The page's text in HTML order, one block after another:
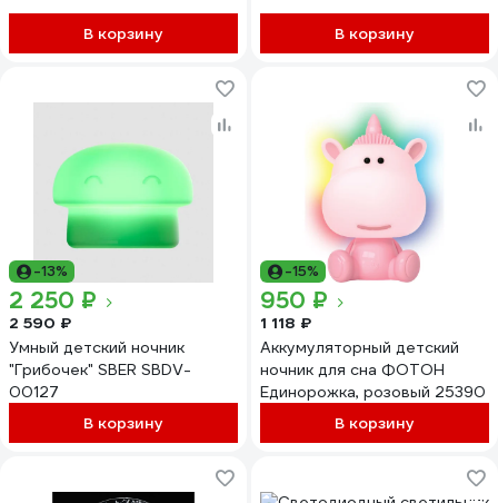
В корзину В корзину
-13%
2 250 ₽
2 590 ₽
Умный детский ночник
"Грибочек" SBER SBDV-
00127
В корзину
-15%
950 ₽
1 118 ₽
Аккумуляторный детский
ночник для сна ФОТОН
Единорожка, розовый 25390
В корзину